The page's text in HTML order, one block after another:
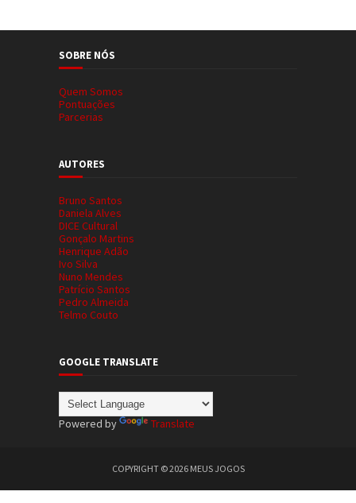
SOBRE NÓS
Quem Somos
Pontuações
Parcerias
AUTORES
Bruno Santos
Daniela Alves
DICE Cultural
Gonçalo Martins
Henrique Adão
Ivo Silva
Nuno Mendes
Patrício Santos
Pedro Almeida
Telmo Couto
GOOGLE TRANSLATE
Powered by Translate
COPYRIGHT ©2026 MEUS JOGOS